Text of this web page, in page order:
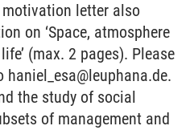
letter also
on ‘Space, atmosphere
(max. 2 pages). Please
the study of social
of management and